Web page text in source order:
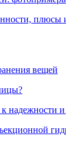
плюсы
вещей
надежности и